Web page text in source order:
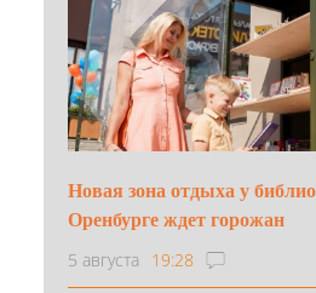
Новая зона отдыха у
Оренбурге ждет горожан
5 августа 19:28